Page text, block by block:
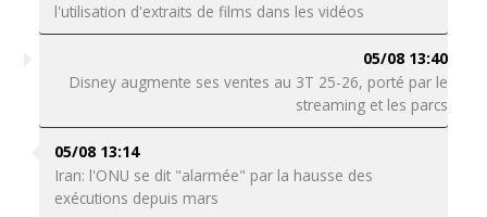
l'utilisation d'extraits de films dans les vidéos
05/08 13:40
Disney augmente ses ventes au 3T 25-26, porté par le
streaming et les parcs
05/08 13:14
Iran: l'ONU se dit "alarmée" par la hausse des
exécutions depuis mars